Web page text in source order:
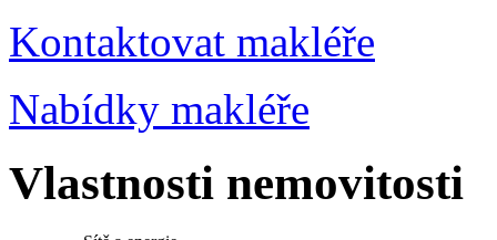
Kontaktovat makléře
Nabídky makléře
Vlastnosti nemovitosti